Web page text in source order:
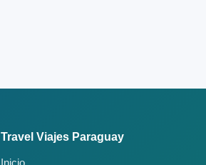
Travel Viajes Paraguay